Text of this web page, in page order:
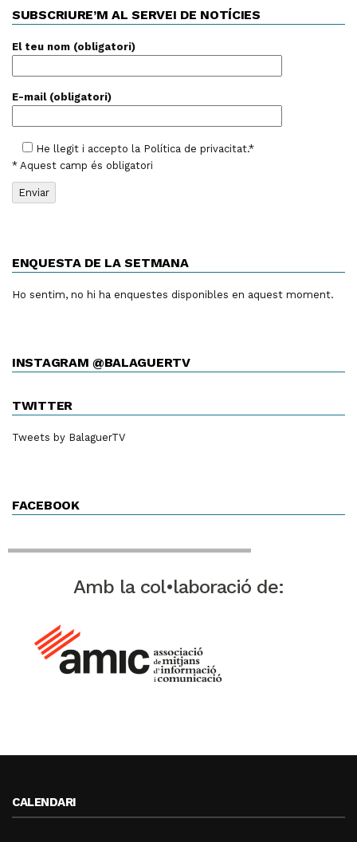
SUBSCRIURE’M AL SERVEI DE NOTÍCIES
El teu nom (obligatori)
E-mail (obligatori)
He llegit i accepto la Política de privacitat.*
* Aquest camp és obligatori
ENQUESTA DE LA SETMANA
Ho sentim, no hi ha enquestes disponibles en aquest moment.
INSTAGRAM @BALAGUERTV
TWITTER
Tweets by BalaguerTV
FACEBOOK
Amb la col•laboració de:
CALENDARI